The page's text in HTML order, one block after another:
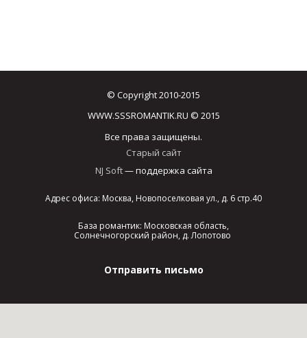
© Copyright 2010-2015
WWW.SSSROMANTIK.RU © 2015
Все права защищены.
Старый сайт
NJ Soft— поддержка сайта
Адрес офиса: Москва, Новопоселковая ул., д. 6 стр.40
База романтик: Московская область,
Солнечногорский район, д. Лопотово
Отправить письмо